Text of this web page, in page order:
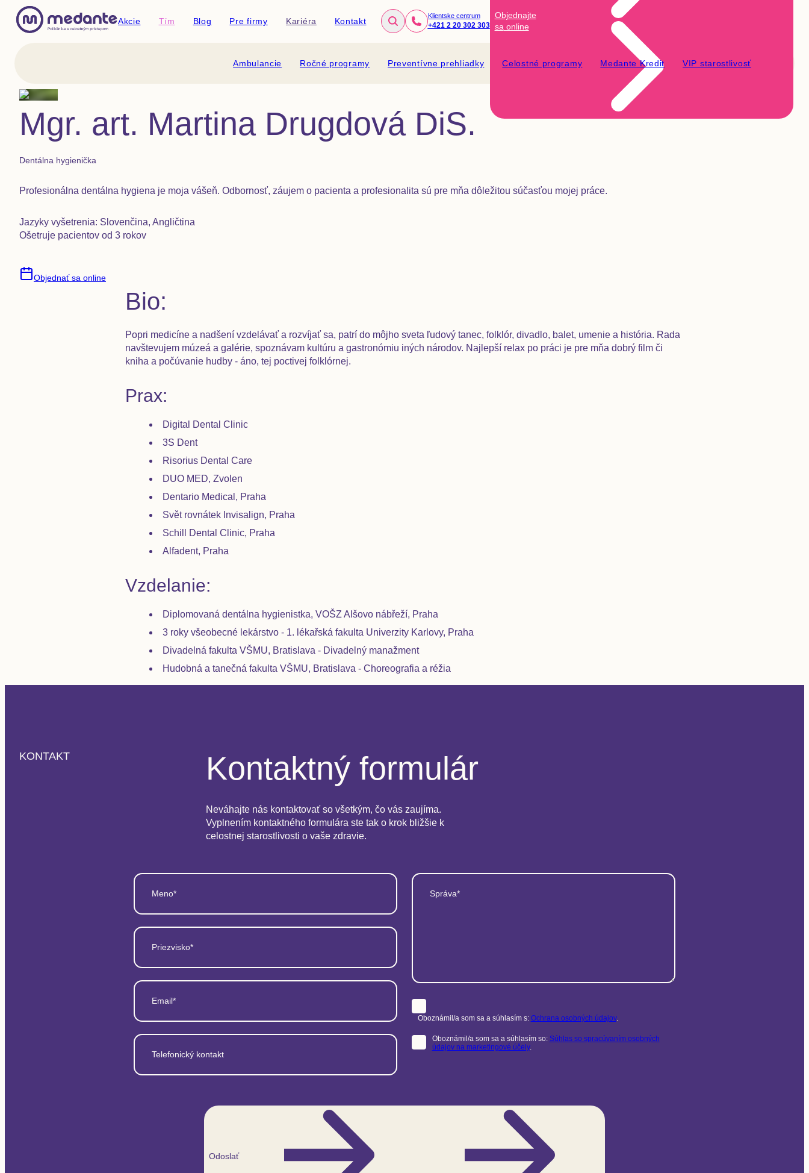
Akcie Tím Blog Pre firmy Kariéra Kontakt
Klientske centrum
+421 2 20 302 303
Objednajte
sa online
Ambulancie Ročné programy Preventívne prehliadky Celostné programy Medante Kredit VIP starostlivosť
Mgr. art. Martina Drugdová DiS.
Dentálna hygienička
Profesionálna dentálna hygiena je moja vášeň. Odbornosť, záujem o pacienta a profesionalita sú pre mňa dôležitou súčasťou mojej práce.
Jazyky vyšetrenia: Slovenčina, Angličtina
Ošetruje pacientov od 3 rokov
Objednať sa online
Bio:
Popri medicíne a nadšení vzdelávať a rozvíjať sa, patrí do môjho sveta ľudový tanec, folklór, divadlo, balet, umenie a história. Rada
navštevujem múzeá a galérie, spoznávam kultúru a gastronómiu iných národov. Najlepší relax po práci je pre mňa dobrý film či
kniha a počúvanie hudby - áno, tej poctivej folklórnej.
Prax:
Digital Dental Clinic
3S Dent
Risorius Dental Care
DUO MED, Zvolen
Dentario Medical, Praha
Svět rovnátek Invisalign, Praha
Schill Dental Clinic, Praha
Alfadent, Praha
Vzdelanie:
Diplomovaná dentálna hygienistka, VOŠZ Alšovo nábřeží, Praha
3 roky všeobecné lekárstvo - 1. lékařská fakulta Univerzity Karlovy, Praha
Divadelná fakulta VŠMU, Bratislava - Divadelný manažment
Hudobná a tanečná fakulta VŠMU, Bratislava - Choreografia a réžia
KONTAKT Kontaktný formulár
Neváhajte nás kontaktovať so všetkým, čo vás zaujíma.
Vyplnením kontaktného formulára ste tak o krok bližšie k
celostnej starostlivosti o vaše zdravie.
Meno*
Priezvisko*
Email*
Telefonický kontakt
Správa*
Oboznámil/a som sa a súhlasím s: Ochrana osobných údajov.
Oboznámil/a som sa a súhlasím so: Súhlas so spracúvaním osobných
údajov na marketingové účely.
Odoslať